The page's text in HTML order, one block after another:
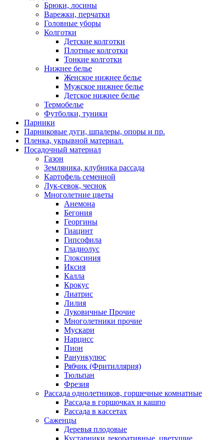
Брюки, лосины
Варежки, перчатки
Головные уборы
Колготки
Детские колготки
Плотные колготки
Тонкие колготки
Нижнее белье
Женское нижнее белье
Мужское нижнее белье
Детское нижнее белье
Термобелье
Футболки, туники
Парники
Парниковые дуги, шпалеры, опоры и пр.
Пленка, укрывной материал.
Посадочный материал
Газон
Земляника, клубника рассада
Картофель семенной
Лук-севок, чеснок
Многолетние цветы
Анемона
Бегония
Георгины
Гиацинт
Гипсофила
Гладиолус
Глоксиния
Иксия
Калла
Крокус
Лиатрис
Лилия
Луковичные Прочие
Многолетники прочие
Мускари
Нарцисс
Пион
Ранункулюс
Рябчик (Фритиллярия)
Тюльпан
Фрезия
Рассада однолетников, горшечные комнатные
Рассада в горшочках и кашпо
Рассада в кассетах
Саженцы
Деревья плодовые
Кустарники декоративные, цветущие